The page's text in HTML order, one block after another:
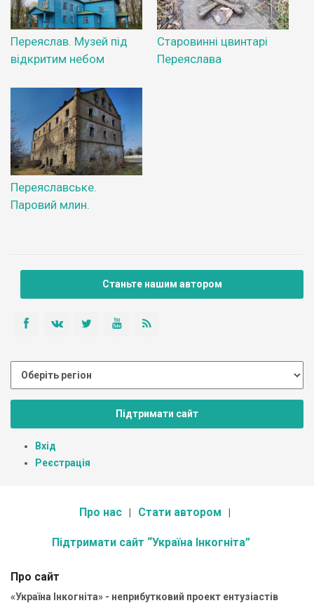
Переяслав. Музей під
відкритим небом
Старовинні цвинтарі
Переяслава
Переяславське.
Паровий млин.
Станьте нашим автором
Підтримати сайт
Вхід
Реєстрація
Про нас Стати автором
Підтримати сайт “Україна Інкогніта”
Про сайт
«Україна Інкогніта» - неприбутковий проект ентузіастів